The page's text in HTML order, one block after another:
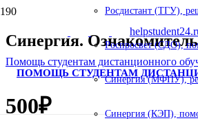
ПОМОЩЬ СТУДЕНТАМ
Росдистант (ТГУ),
Роспросвет (СДО),
Синергия (МФПУ),
Синергия (КЭП),
Синергия.
Помощь студентам дистанционного
500₽